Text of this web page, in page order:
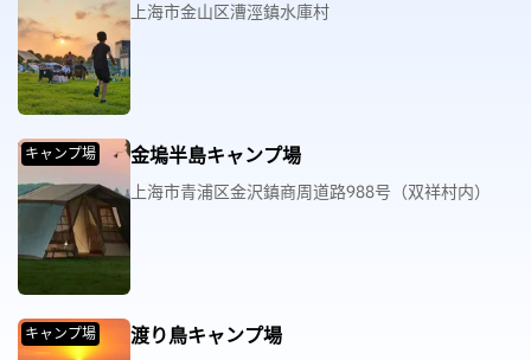
上海市金山区漕涇鎮水庫村
金塢半島キャンプ場
上海市青浦区金沢鎮商周道路988号（双祥村内）
キャンプ場
渡り鳥キャンプ場
キャンプ場